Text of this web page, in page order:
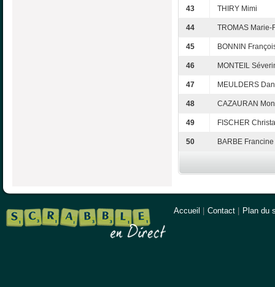
43 THIRY Mimi
44 TROMAS Marie-
45 BONNIN
46 MONTEIL
47 MEULDERS
48 CAZAURAN
49 FISCHER Christa
50 BARBE Francine
Accueil Contact Plan du